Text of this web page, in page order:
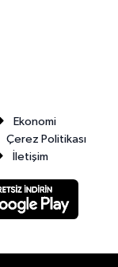
Ekonomi
Çerez Politikası
İletişim